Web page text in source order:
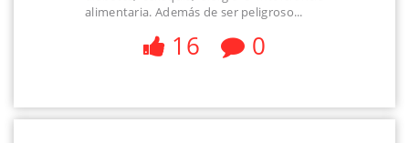
alimentaria. Además de ser peligroso...
16 0